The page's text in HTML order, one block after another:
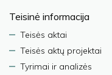
Teisinė informacija
Teisės aktai
Teisės aktų projektai
Tyrimai ir analizės